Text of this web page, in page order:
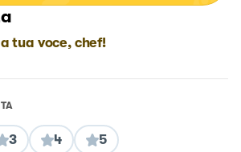
tua voce, chef!
3 4 5